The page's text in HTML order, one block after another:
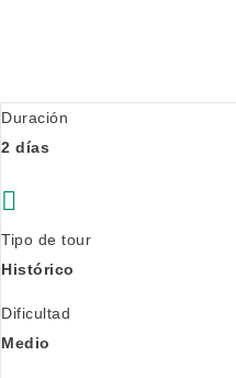
Duración
2 días
Tipo de tour
Histórico
Dificultad
Medio